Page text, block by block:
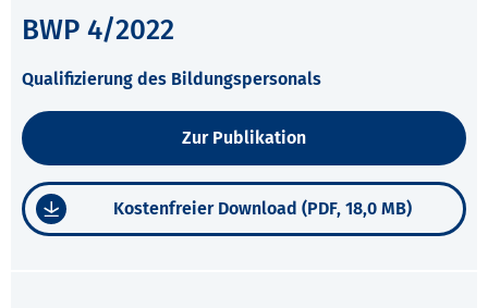
BWP 4/2022
Qualifizierung des Bildungspersonals
Zur Publikation
Kostenfreier Download (PDF, 18,0 MB)